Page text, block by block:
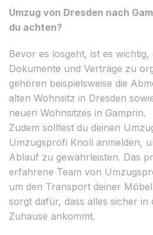
Umzug von Dresden nach
du achten?
Bevor es losgeht, ist es wichtig,
Dokumente und Verträge zu
gehören beispielsweise die
alten Wohnsitz in Dresden
neuen Wohnsitzes in Gamprin.
Zudem solltest du deinen
Umzugsprofi Knoll anmelden,
Ablauf zu gewährleisten. Das
erfahrene Team von
um den Transport deiner
sorgt dafür, dass alles sicher in
Zuhause ankommt.